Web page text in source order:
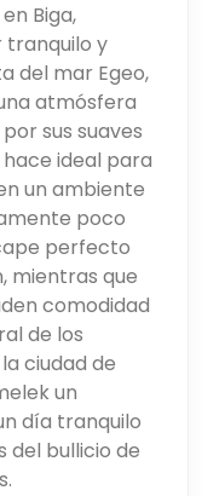
Biga,
tranquilo y
del mar Egeo,
atmósfera
sus suaves
hace ideal para
un ambiente
poco
perfecto
mientras que
comodidad
de los
ciudad de
un
día tranquilo
del bullicio de